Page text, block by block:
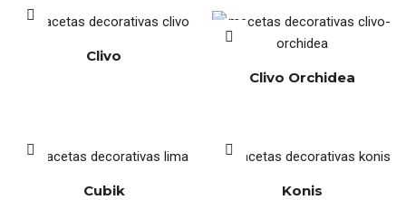
Clivo
Clivo Orchidea
Cubik Konis